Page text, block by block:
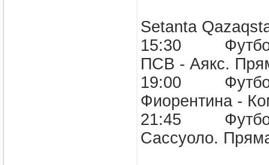
Setanta
15:30 Футбол.
ПСВ - Аякс.
19:00 Футбол.
Фиорентина -
21:45 Футбол.
Сассуоло.